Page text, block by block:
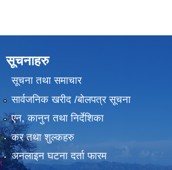
सूचनाहरु
सूचना तथा समाचार
सार्वजनिक खरीद /बोलपत्र सूचना
एन, कानुन तथा निर्देशिका
कर तथा शुल्कहरु
अनलाइन घटना दर्ता फारम